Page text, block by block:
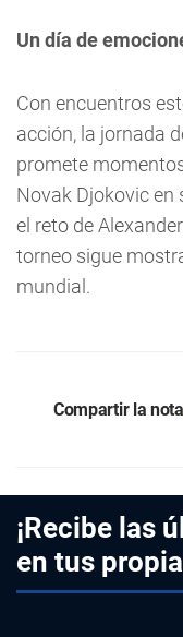
Un día de
Con encuentros
acción, la jornada
promete
Novak Djokovic
el reto de
torneo sigue
mundial.
Compartir la
¡Recibe las
en tus